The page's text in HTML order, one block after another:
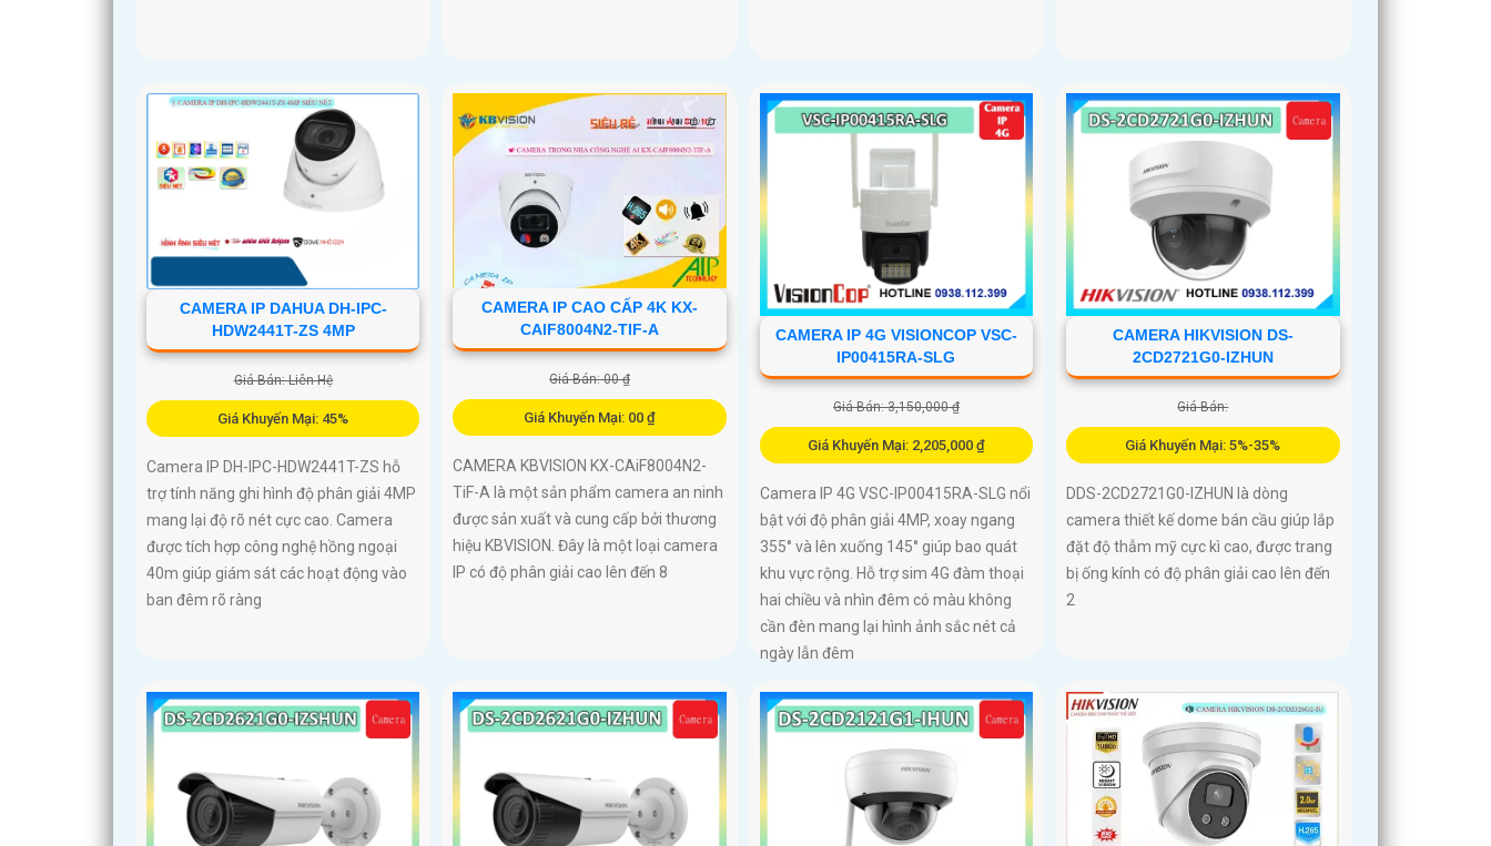
CAMERA IP DAHUA DH-IPC-
HDW2441T-ZS 4MP
Giá Bán: Liên Hệ
Giá Khuyến Mại: 45%
Camera IP DH-IPC-HDW2441T-ZS hỗ
trợ tính năng ghi hình độ phân giải 4MP
mang lại độ rõ nét cực cao. Camera
được tích hợp công nghệ hồng ngoại
40m giúp giám sát các hoạt động vào
ban đêm rõ ràng
CAMERA IP CAO CẤP 4K KX-
CAIF8004N2-TIF-A
Giá Bán: 00 ₫
Giá Khuyến Mại: 00 ₫
CAMERA KBVISION KX-CAiF8004N2-
TiF-A là một sản phẩm camera an ninh
được sản xuất và cung cấp bởi thương
hiệu KBVISION. Đây là một loại camera
IP có độ phân giải cao lên đến 8
CAMERA IP 4G VISIONCOP VSC-
IP00415RA-SLG
Giá Bán: 3,150,000 ₫
Giá Khuyến Mại: 2,205,000 ₫
Camera IP 4G VSC-IP00415RA-SLG nổi
bật với độ phân giải 4MP, xoay ngang
355° và lên xuống 145° giúp bao quát
khu vực rộng. Hỗ trợ sim 4G đàm thoại
hai chiều và nhìn đêm có màu không
cần đèn mang lại hình ảnh sắc nét cả
ngày lẫn đêm
CAMERA HIKVISION DS-
2CD2721G0-IZHUN
Giá Bán:
Giá Khuyến Mại: 5%-35%
DDS-2CD2721G0-IZHUN là dòng
camera thiết kế dome bán cầu giúp lắp
đặt độ thẫm mỹ cực kì cao, được trang
bị ống kính có độ phân giải cao lên đến
2